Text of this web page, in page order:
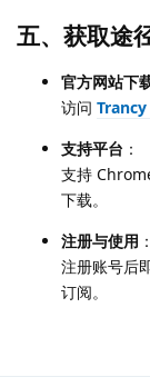
五、获取途
官方网站下
访问 Trancy
支持平台 ：
支持
下载。
注册与使用 ：
注册账号后
订阅。